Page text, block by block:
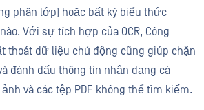
phân lớp) hoặc bất kỳ biểu thức
Với sự tích hợp của OCR, Công
thoát dữ liệu chủ động cũng giúp chặn
đánh dấu thông tin nhận dạng cá
và các tệp PDF không thể tìm kiếm.